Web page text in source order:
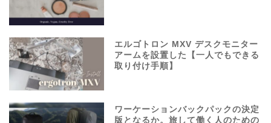
エルゴトロン MXV デスクモニター
アームを設置した【一人でもできる
取り付け手順】
ワーケーションバックパックの決定
版となるか。旅して働く人のための